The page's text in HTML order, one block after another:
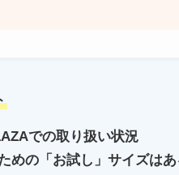
での取り扱い状況
めの「お試し」サイズは